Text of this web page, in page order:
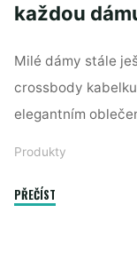
každou
Milé dámy stále
crossbody
elegantním
Produkty
PŘEČÍST